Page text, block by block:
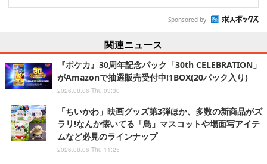
Sponsored by
関連ニュース
『ポケカ』30周年記念パック「30th CELEBRATION」
がAmazonで抽選販売受付中!1BOX(20パック入り)
2026.08.06 Thu 03:30
「ちいかわ」映画グッズ第3弾ほか、多数の新商品がズ
ラリ!なんか懐いてる「鳥」マスコットや場面写アイテ
ムなど必見のラインナップ
2026.08.06 Thu 11:25